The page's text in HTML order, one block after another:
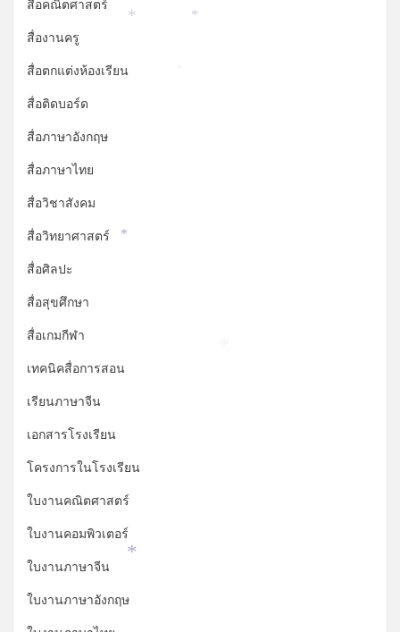
สื่อคณิตศาสตร์
สื่องานครู
สื่อตกแต่งห้องเรียน
สื่อติดบอร์ด
สื่อภาษาอังกฤษ
สื่อภาษาไทย
สื่อวิชาสังคม
สื่อวิทยาศาสตร์
สื่อศิลปะ
สื่อสุขศึกษา
สื่อเกมกีฬา
เทคนิคสื่อการสอน
เรียนภาษาจีน
เอกสารโรงเรียน
โครงการในโรงเรียน
ใบงานคณิตศาสตร์
ใบงานคอมพิวเตอร์
ใบงานภาษาจีน
ใบงานภาษาอังกฤษ